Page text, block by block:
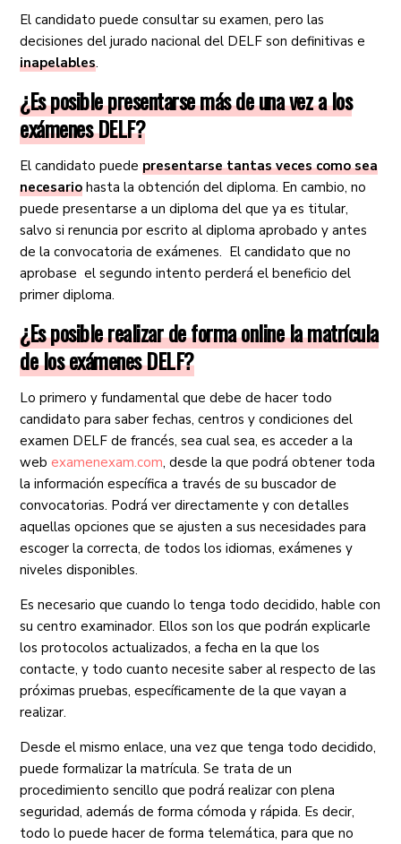
El candidato puede consultar su examen, pero las
decisiones del jurado nacional del DELF son definitivas e
inapelables.
¿Es posible presentarse más de una vez a los
exámenes DELF?
El candidato puedepresentarse tantas veces como sea
necesario hasta la obtención del diploma. En cambio, no
puede presentarse a un diploma del que ya es titular,
salvo si renuncia por escrito al diploma aprobado y antes
de la convocatoria de exámenes. El candidato que no
aprobase el segundo intento perderá el beneficio del
primer diploma.
¿Es posible realizar de forma online la matrícula
de los exámenes DELF?
Lo primero y fundamental que debe de hacer todo
candidato para saber fechas, centros y condiciones del
examen DELF de francés, sea cual sea, es acceder a la
web examenexam.com, desde la que podrá obtener toda
la información específica a través de su buscador de
convocatorias. Podrá ver directamente y con detalles
aquellas opciones que se ajusten a sus necesidades para
escoger la correcta, de todos los idiomas, exámenes y
niveles disponibles.
Es necesario que cuando lo tenga todo decidido, hable con
su centro examinador. Ellos son los que podrán explicarle
los protocolos actualizados, a fecha en la que los
contacte, y todo cuanto necesite saber al respecto de las
próximas pruebas, específicamente de la que vayan a
realizar.
Desde el mismo enlace, una vez que tenga todo decidido,
puede formalizar la matrícula. Se trata de un
procedimiento sencillo que podrá realizar con plena
seguridad, además de forma cómoda y rápida. Es decir,
todo lo puede hacer de forma telemática, para que no